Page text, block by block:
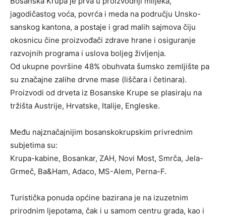
jagodičastog voća, povrća i meda na području Unsko-
sanskog kantona, a postaje i grad malih sajmova čiju
okosnicu čine proizvođači zdrave hrane i osiguranje
razvojnih programa i uslova boljeg življenja.
Od ukupne površine 48% obuhvata šumsko zemljište pa
su značajne zalihe drvne mase (liščara i četinara).
Proizvodi od drveta iz Bosanske Krupe se plasiraju na
tržišta Austrije, Hrvatske, Italije, Engleske.
Među najznačajnijim bosanskokrupskim privrednim
subjetima su:
Krupa-kabine, Bosankar, ZAH, Novi Most, Smrča, Jela-
Grmeč, Ba&Ham, Adaco, MS-Alem, Perna-F.
Turistička ponuda općine bazirana je na izuzetnim
prirodnim ljepotama, čak i u samom centru grada, kao i